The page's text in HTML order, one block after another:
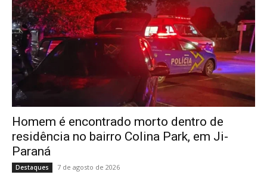
Homem é encontrado morto dentro de
residência no bairro Colina Park, em Ji-
Paraná
Destaques 7 de agosto de 2026